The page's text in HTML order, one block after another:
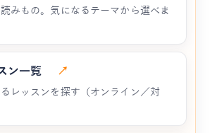
みもの。気になるテーマから選べま
ン一覧 ↗
レッスンを探す（オンライン／対